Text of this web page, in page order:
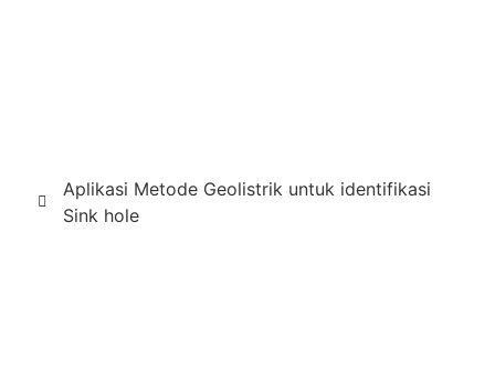
Aplikasi Metode Geolistrik untuk identifikasi
Sink hole